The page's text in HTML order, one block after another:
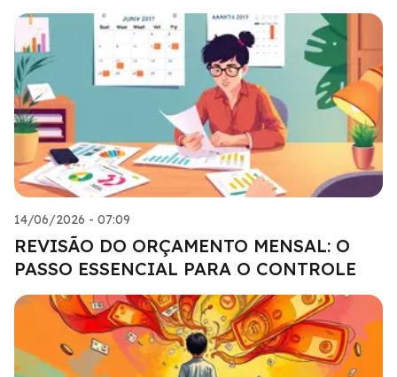
14/06/2026 - 07:09
REVISÃO DO ORÇAMENTO MENSAL: O
PASSO ESSENCIAL PARA O CONTROLE